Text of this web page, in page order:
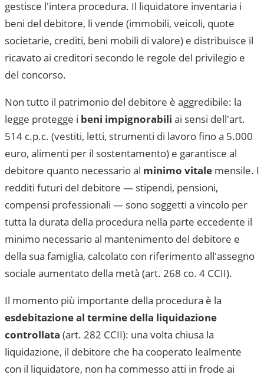
gestisce l'intera procedura. Il liquidatore inventaria i
beni del debitore, li vende (immobili, veicoli, quote
societarie, crediti, beni mobili di valore) e distribuisce il
ricavato ai creditori secondo le regole del privilegio e
del concorso.
Non tutto il patrimonio del debitore è aggredibile: la
legge protegge i beni impignorabili ai sensi dell'art.
514 c.p.c. (vestiti, letti, strumenti di lavoro fino a 5.000
euro, alimenti per il sostentamento) e garantisce al
debitore quanto necessario al minimo vitale mensile. I
redditi futuri del debitore — stipendi, pensioni,
compensi professionali — sono soggetti a vincolo per
tutta la durata della procedura nella parte eccedente il
minimo necessario al mantenimento del debitore e
della sua famiglia, calcolato con riferimento all'assegno
sociale aumentato della metà (art. 268 co. 4 CCII).
Il momento più importante della procedura è la
esdebitazione al termine della liquidazione
controllata (art. 282 CCII): una volta chiusa la
liquidazione, il debitore che ha cooperato lealmente
con il liquidatore, non ha commesso atti in frode ai